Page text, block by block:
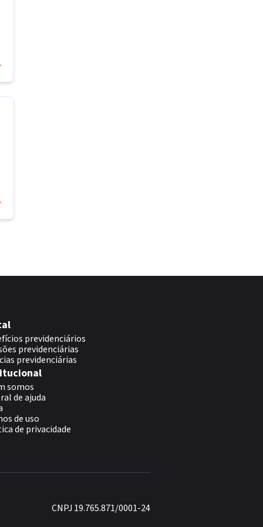
previdenciários
previdenciárias
previdenciárias
somos
de ajuda
de uso
de privacidade
CNPJ 19.765.871/0001-24